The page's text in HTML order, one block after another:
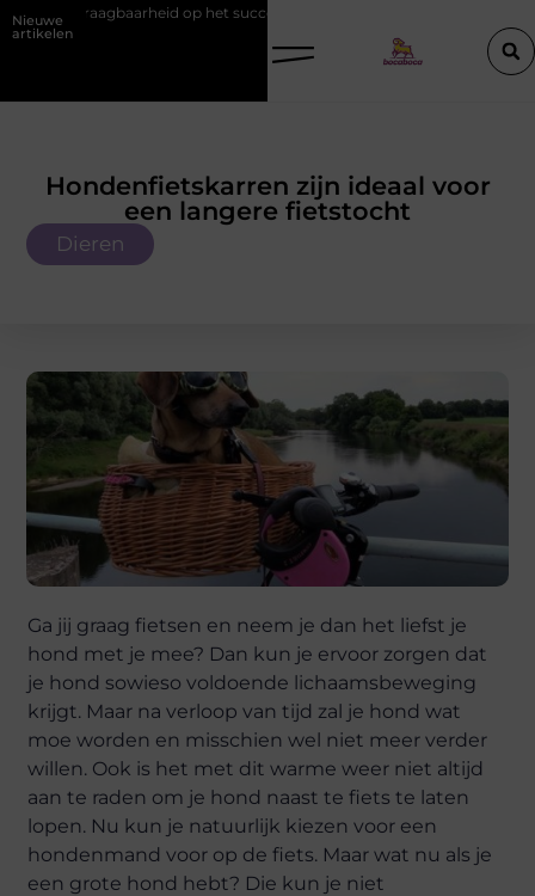
Nieuwe
artikelen
draagbaarheid op het succes van promotiemateriaal met eigen logo
Hondenfietskarren zijn ideaal voor
een langere fietstocht
Dieren
Ga jij graag fietsen en neem je dan het liefst je
hond met je mee? Dan kun je ervoor zorgen dat
je hond sowieso voldoende lichaamsbeweging
krijgt. Maar na verloop van tijd zal je hond wat
moe worden en misschien wel niet meer verder
willen. Ook is het met dit warme weer niet altijd
aan te raden om je hond naast te fiets te laten
lopen. Nu kun je natuurlijk kiezen voor een
hondenmand voor op de fiets. Maar wat nu als je
een grote hond hebt? Die kun je niet